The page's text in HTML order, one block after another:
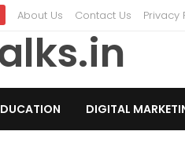
About Us Contact Us Privacy
DIGITAL